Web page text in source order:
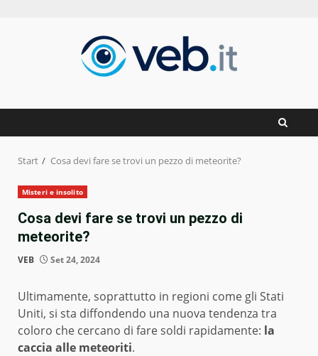
Start Cosa devi fare se trovi un pezzo di meteorite?
Misteri e insolito
Cosa devi fare se trovi un pezzo di
meteorite?
VEB Set 24, 2024
Ultimamente, soprattutto in regioni come gli Stati
Uniti, si sta diffondendo una nuova tendenza tra
coloro che cercano di fare soldi rapidamente: la
caccia alle meteoriti.